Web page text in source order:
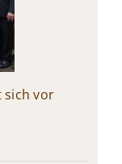
sich vor